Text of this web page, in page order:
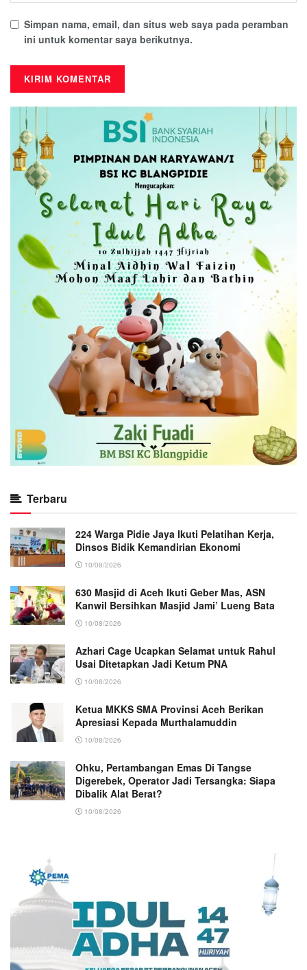
Simpan nama, email, dan situs web saya pada peramban
ini untuk komentar saya berikutnya.
Terbaru
224 Warga Pidie Jaya Ikuti Pelatihan Kerja,
Dinsos Bidik Kemandirian Ekonomi
10/08/2026
630 Masjid di Aceh Ikuti Geber Mas, ASN
Kanwil Bersihkan Masjid Jami’ Lueng Bata
10/08/2026
Azhari Cage Ucapkan Selamat untuk Rahul
Usai Ditetapkan Jadi Ketum PNA
10/08/2026
Ketua MKKS SMA Provinsi Aceh Berikan
Apresiasi Kepada Murthalamuddin
10/08/2026
Ohku, Pertambangan Emas Di Tangse
Digerebek, Operator Jadi Tersangka: Siapa
Dibalik Alat Berat?
10/08/2026